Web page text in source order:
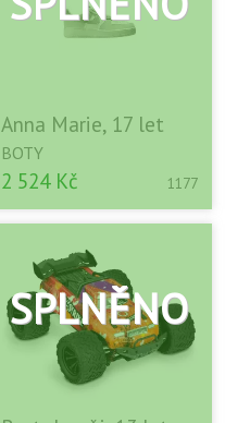
Anna Marie, 17 let
BOTY
2 524 Kč 1177